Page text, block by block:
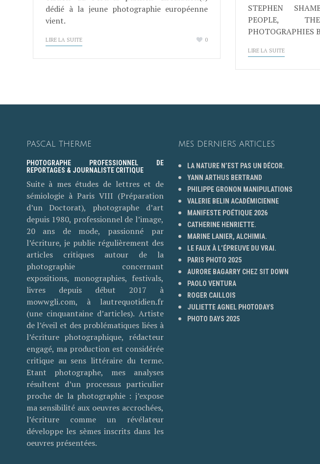
dédié à la jeune photographie européenne
vient.
LIRE LA SUITE 0
STEPHEN
PEOPLE, THE
PHOTOGRAPHIES
LIRE LA SUITE
PASCAL THERME
PHOTOGRAPHE PROFESSIONNEL DE
REPORTAGES & JOURNALISTE CRITIQUE
Suite à mes études de lettres et de
sémiologie à Paris VIII (Préparation
d’un Doctorat), photographe d’art
depuis 1980, professionnel de l’image,
20 ans de mode, passionné par
l’écriture, je publie régulièrement des
articles critiques autour de la
photographie concernant
expositions, monographies, festivals,
livres depuis début 2017 à
mowwgli.com, à lautrequotidien.fr
(une cinquantaine d’articles). Artiste
de l’éveil et des problématiques liées à
l’écriture photographique, rédacteur
engagé, ma production est considérée
critique au sens littéraire du terme.
Etant photographe, mes analyses
résultent d’un processus particulier
proche de la photographie : j’expose
ma sensibilité aux oeuvres accrochées,
l’écriture comme un révélateur
développe les sèmes inscrits dans les
oeuvres présentées.
MES DERNIERS ARTICLES
LA NATURE N’EST PAS UN DÉCOR.
YANN ARTHUS BERTRAND
PHILIPPE GRONON MANIPULATIONS
VALERIE BELIN ACADÉMICIENNE
MANIFESTE POÉTIQUE 2026
CATHERINE HENRIETTE.
MARINE LANIER, ALCHIMIA.
LE FAUX À L’ÉPREUVE DU VRAI.
PARIS PHOTO 2025
AURORE BAGARRY CHEZ SIT DOWN
PAOLO VENTURA
ROGER CAILLOIS
JULIETTE AGNEL PHOTODAYS
PHOTO DAYS 2025